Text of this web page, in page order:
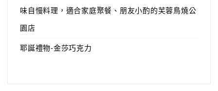
味自慢料理，適合家庭聚餐、朋友小酌的芙蓉鳥燒公
園店
耶誕禮物-金莎巧克力